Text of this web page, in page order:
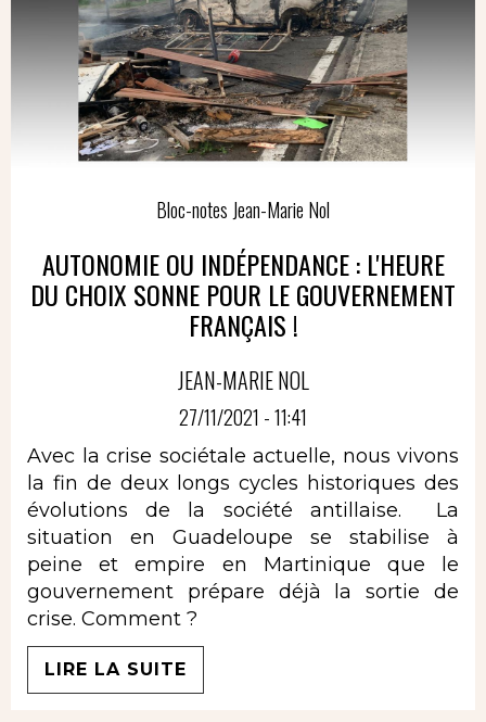
Bloc-notes Jean-Marie Nol
AUTONOMIE OU INDÉPENDANCE : L'HEURE
DU CHOIX SONNE POUR LE GOUVERNEMENT
FRANÇAIS !
JEAN-MARIE NOL
27/11/2021 - 11:41
Avec la crise sociétale actuelle, nous vivons
la fin de deux longs cycles historiques des
évolutions de la société antillaise. La
situation en Guadeloupe se stabilise à
peine et empire en Martinique que le
gouvernement prépare déjà la sortie de
crise. Comment ?
LIRE LA SUITE